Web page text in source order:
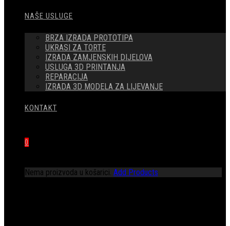
NAŠE USLUGE
BRZA IZRADA PROTOTIPA
UKRASI ZA TORTE
IZRADA ZAMJENSKIH DIJELOVA
USLUGA 3D PRINTANJA
REPARACIJA
IZRADA 3D MODELA ZA LIJEVANJE
KONTAKT
0
Nema proizvoda u košarici. Add Products